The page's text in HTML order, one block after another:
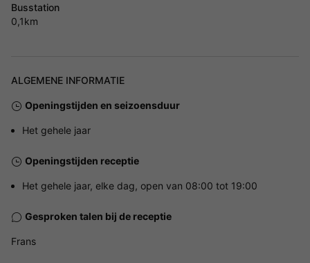
Busstation
0,1km
ALGEMENE INFORMATIE
Openingstijden en seizoensduur
Het gehele jaar
Openingstijden receptie
Het gehele jaar, elke dag, open van 08:00 tot 19:00
Gesproken talen bij de receptie
Frans